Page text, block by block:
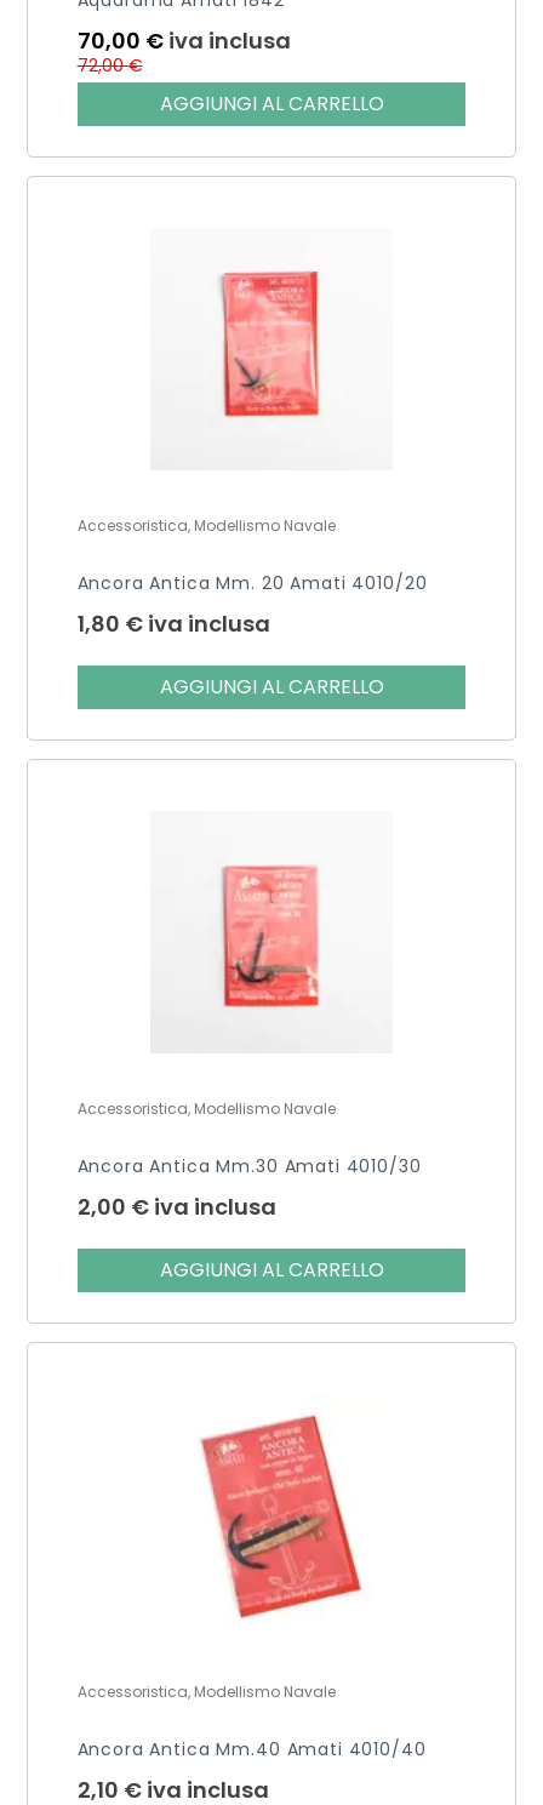
72,00€
70,00 € iva inclusa
AGGIUNGI AL CARRELLO
Accessoristica, Modellismo Navale
Ancora Antica Mm. 20 Amati 4010/20
1,80 € iva inclusa
AGGIUNGI AL CARRELLO
Accessoristica, Modellismo Navale
Ancora Antica Mm.30 Amati 4010/30
2,00 € iva inclusa
AGGIUNGI AL CARRELLO
Accessoristica, Modellismo Navale
Ancora Antica Mm.40 Amati 4010/40
2,10 € iva inclusa